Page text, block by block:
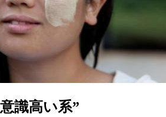
識高い系”